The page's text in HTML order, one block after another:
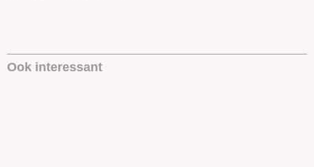
Ook interessant